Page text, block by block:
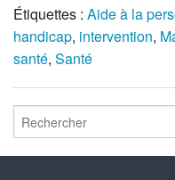
Étiquettes : Aide à la
handicap, intervention,
santé, Santé